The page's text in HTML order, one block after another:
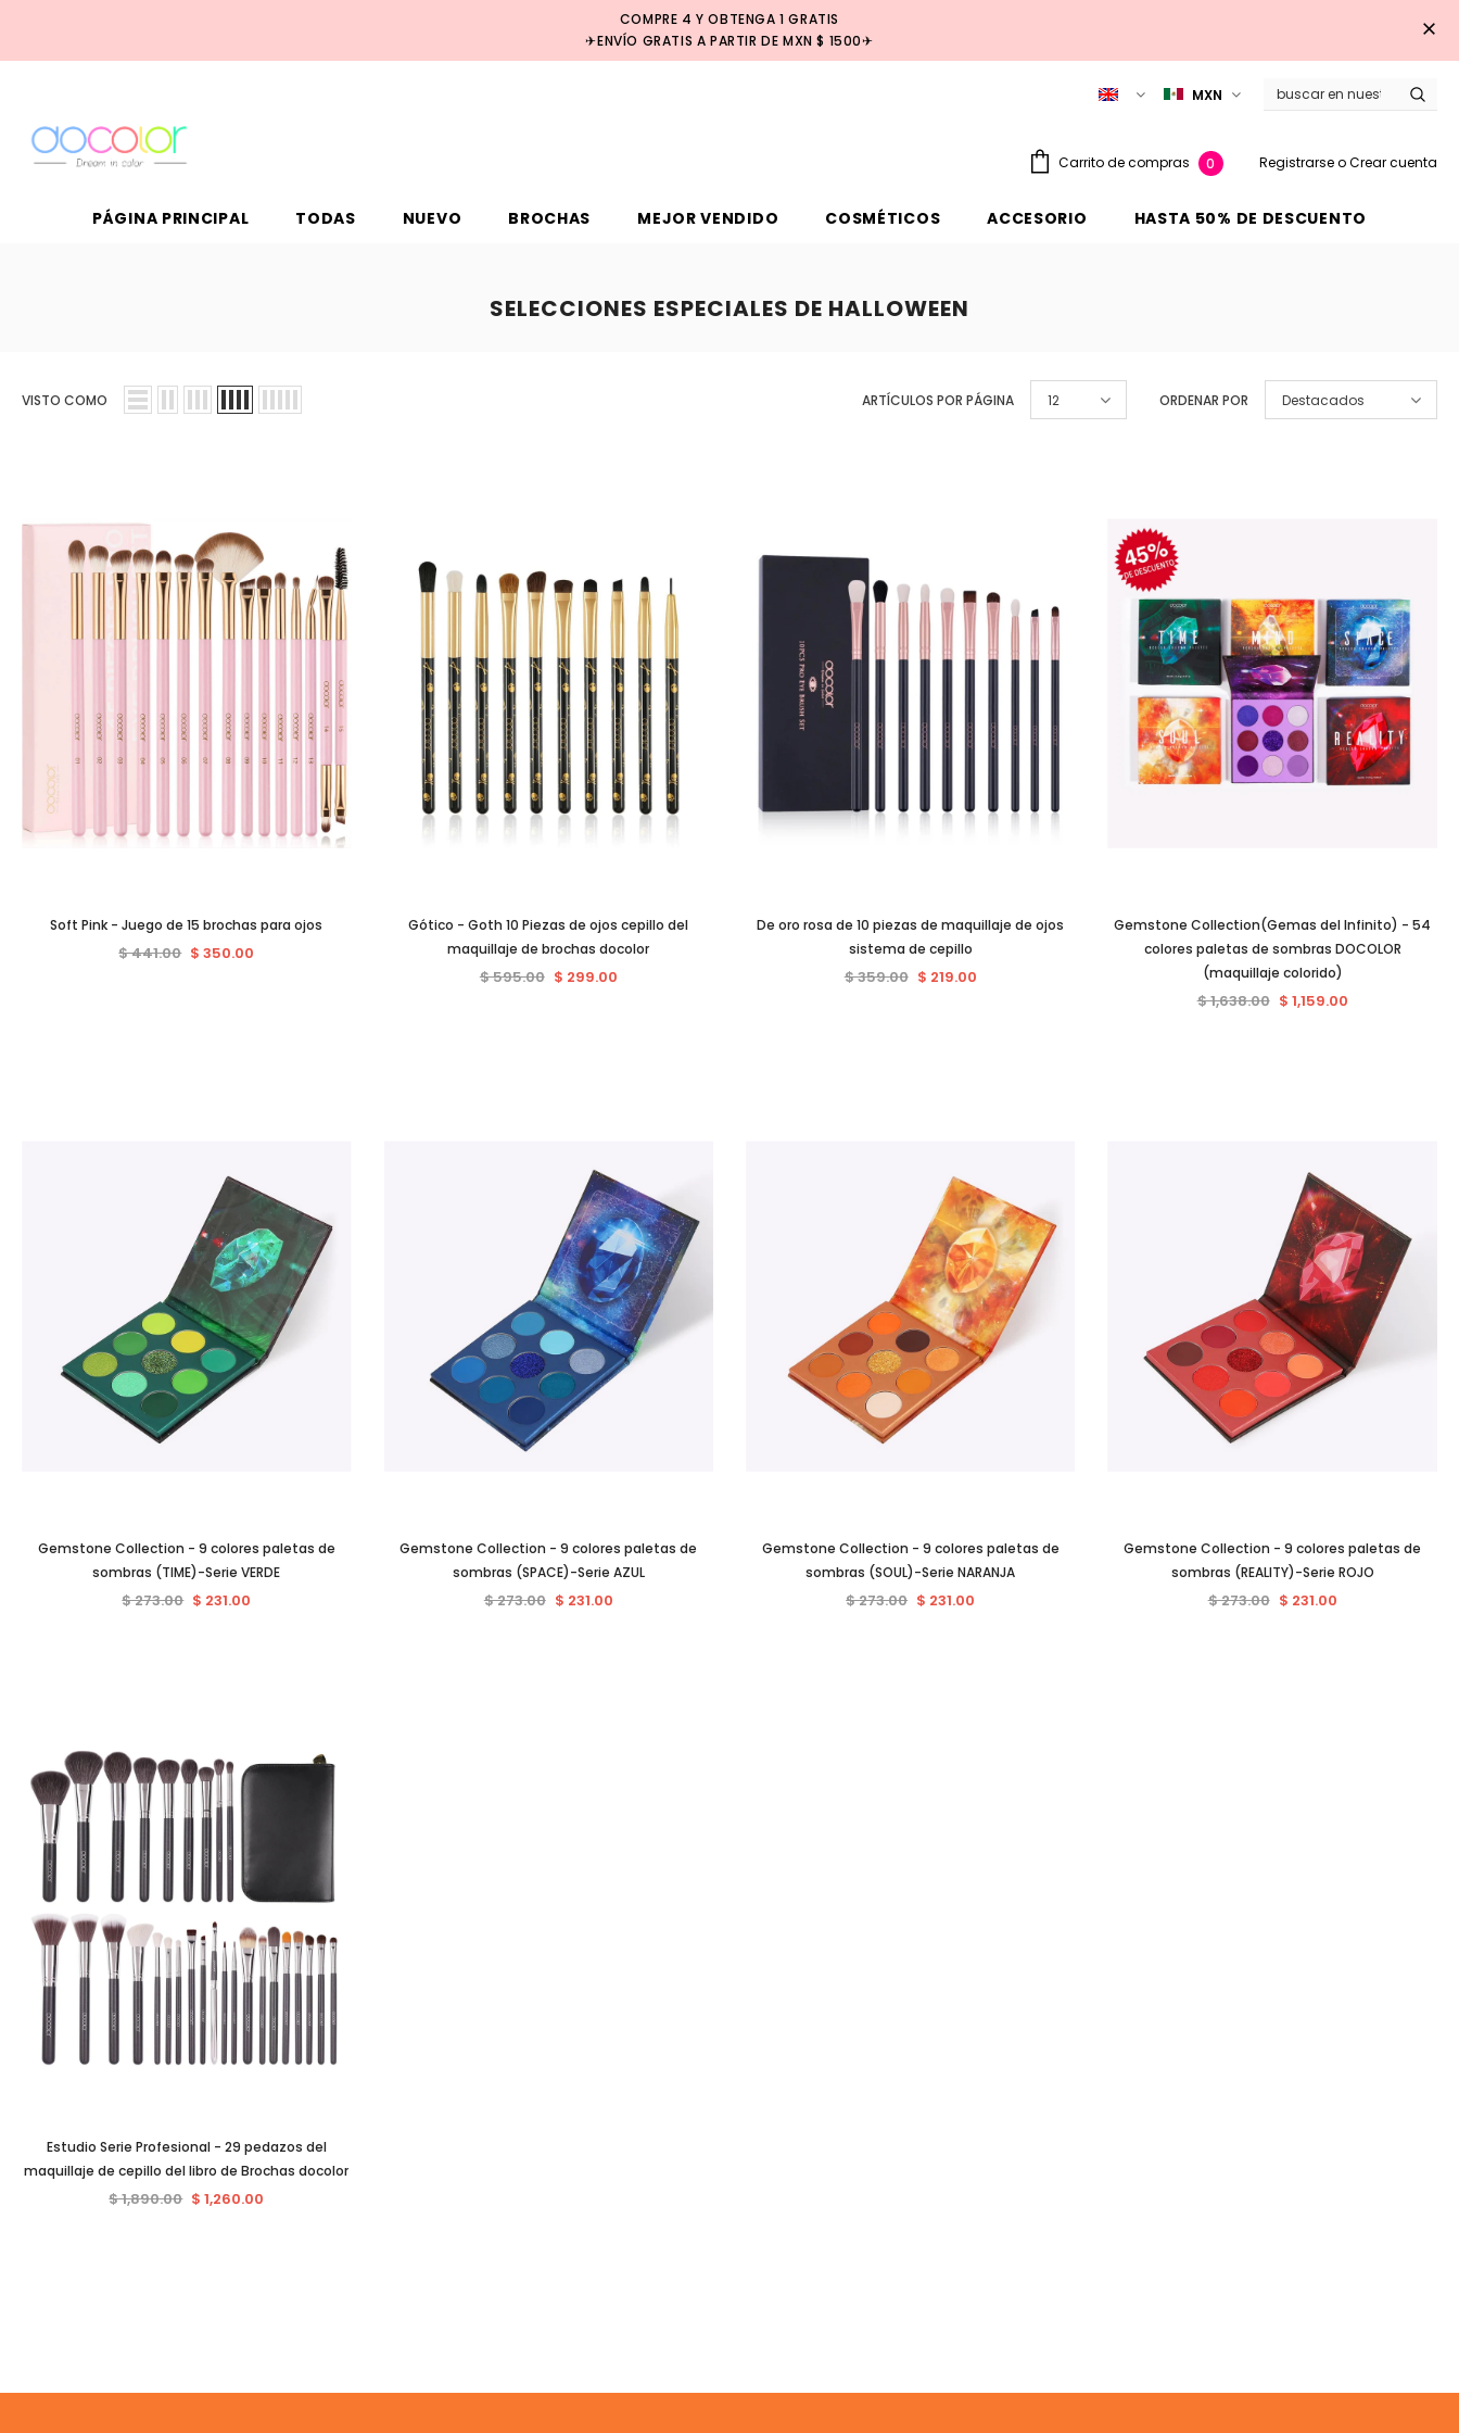
COMPRE 4 Y OBTENGA 1 GRATIS
✈ENVÍO GRATIS A PARTIR DE MXN $ 1500✈
MXN
Carrito de compras 0 RegistrarseoCrear cuenta
PÁGINA PRINCIPAL TODAS NUEVO BROCHAS MEJOR VENDIDO COSMÉTICOS ACCESORIO HASTA 50% DE DESCUENTO
SELECCIONES ESPECIALES DE HALLOWEEN
VISTO COMO ARTÍCULOS POR PÁGINA 12 ORDENAR POR Destacados
Soft Pink - Juego de 15 brochas para ojos
$ 441.00 $ 350.00
Gótico - Goth 10 Piezas de ojos cepillo del
maquillaje de brochas docolor
$ 595.00 $ 299.00
De oro rosa de 10 piezas de maquillaje de ojos
sistema de cepillo
$ 359.00 $ 219.00
Gemstone Collection(Gemas del Infinito) - 54
colores paletas de sombras DOCOLOR
(maquillaje colorido)
$ 1,638.00 $ 1,159.00
Gemstone Collection - 9 colores paletas de
sombras (TIME)-Serie VERDE
$ 273.00 $ 231.00
Gemstone Collection - 9 colores paletas de
sombras (SPACE)-Serie AZUL
$ 273.00 $ 231.00
Gemstone Collection - 9 colores paletas de
sombras (SOUL)-Serie NARANJA
$ 273.00 $ 231.00
Gemstone Collection - 9 colores paletas de
sombras (REALITY)-Serie ROJO
$ 273.00 $ 231.00
Estudio Serie Profesional - 29 pedazos del
maquillaje de cepillo del libro de Brochas docolor
$ 1,890.00 $ 1,260.00